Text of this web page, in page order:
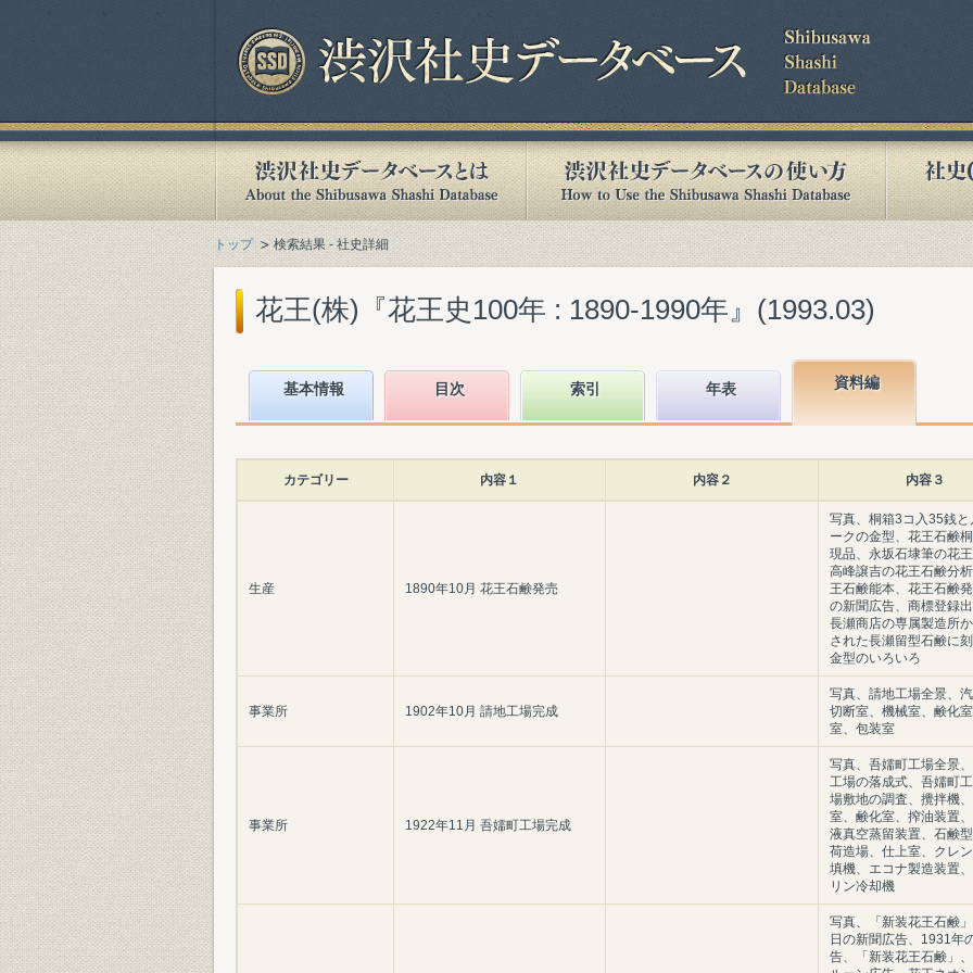
トップ 検索結果 - 社史詳細
花王(株)『花王史100年 : 1890-1990年』(1993.03)
基本情報 目次 索引 年表 資料編
カテゴリー 内容１ 内容２ 内容３
生産 1890年10月 花王石鹸発売
写真、桐箱3コ入35銭と
ークの金型、花王石鹸
現品、永坂石埭筆の花
高峰譲吉の花王石鹸分
王石鹸能本、花王石鹸
の新聞広告、商標登録
長瀬商店の専属製造所
された長瀬留型石鹸に
金型のいろいろ
事業所 1902年10月 請地工場完成
写真、請地工場全景、
切断室、機械室、鹸化
室、包装室
事業所 1922年11月 吾嬬町工場完成
写真、吾嬬町工場全景
工場の落成式、吾嬬町
場敷地の調査、攪拌機
室、鹸化室、搾油装置
液真空蒸留装置、石鹸
荷造場、仕上室、クレ
填機、エコナ製造装置
リン冷却機
写真、「新装花王石鹸
日の新聞広告、1931年
告、「新装花王石鹸」